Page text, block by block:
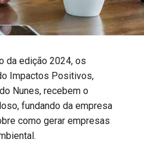
da edição 2024, os
Impactos Positivos,
Nunes, recebem o
fundando da empresa
como gerar empresas